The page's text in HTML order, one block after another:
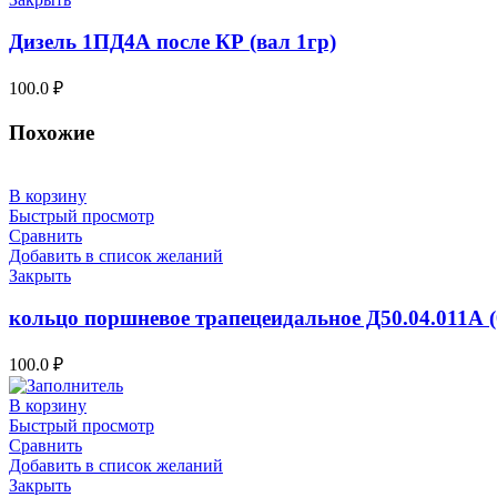
Дизель 1ПД4А после КР (вал 1гр)
100.0 ₽
Похожие
В корзину
Быстрый просмотр
Сравнить
Добавить в список желаний
Закрыть
кольцо поршневое трапецеидальное Д50.04.011А
100.0 ₽
В корзину
Быстрый просмотр
Сравнить
Добавить в список желаний
Закрыть